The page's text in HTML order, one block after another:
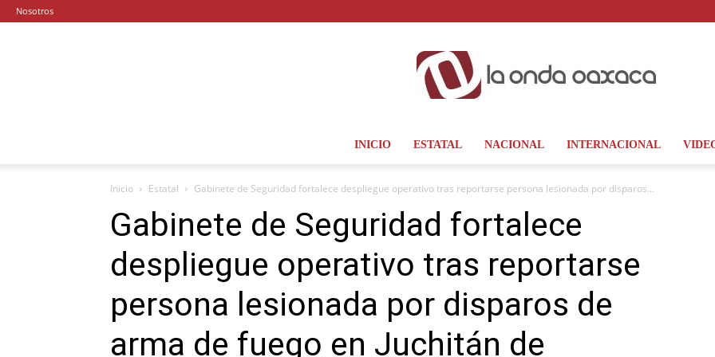
Nosotros
La
INICIO ESTATAL NACIONAL INTERNACIONAL
Inicio Estatal Gabinete de Seguridad fortalece despliegue operativo tras reportarse persona lesionada por disparos...
Gabinete de Seguridad fortalece
despliegue operativo tras reportarse
persona lesionada por disparos de
arma de fuego en Juchitán de